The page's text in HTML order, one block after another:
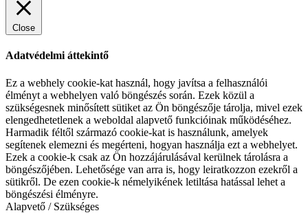
Close
Adatvédelmi áttekintő
Ez a webhely cookie-kat használ, hogy javítsa a felhasználói
élményt a webhelyen való böngészés során. Ezek közül a
szükségesnek minősített sütiket az Ön böngészője tárolja, mivel ezek
elengedhetetlenek a weboldal alapvető funkcióinak működéséhez.
Harmadik féltől származó cookie-kat is használunk, amelyek
segítenek elemezni és megérteni, hogyan használja ezt a webhelyet.
Ezek a cookie-k csak az Ön hozzájárulásával kerülnek tárolásra a
böngészőjében. Lehetősége van arra is, hogy leiratkozzon ezekről a
sütikről. De ezen cookie-k némelyikének letiltása hatással lehet a
böngészési élményre.
Alapvető / Szükséges